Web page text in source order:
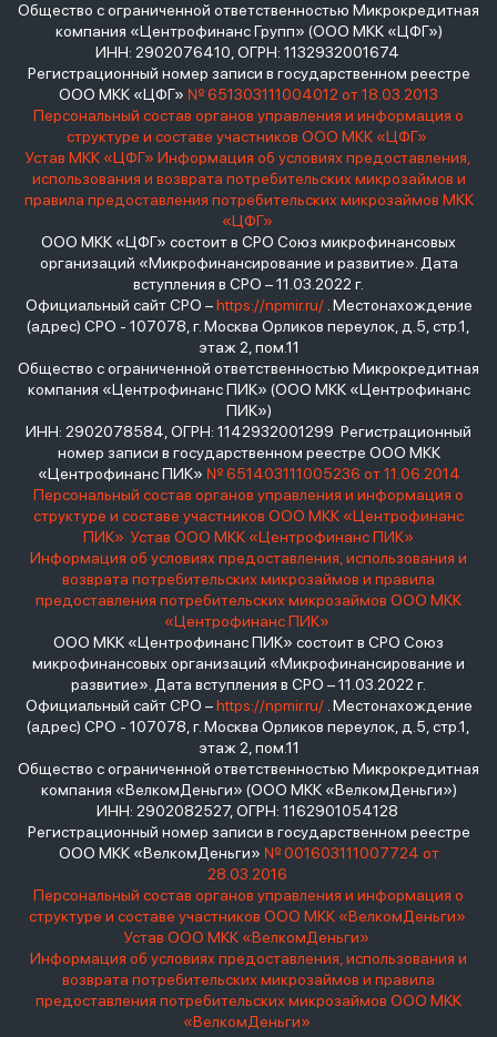
Общество с ограниченной ответственностью Микрокредитная
компания «Центрофинанс Групп» (ООО МКК «ЦФГ»)
ИНН: 2902076410, ОГРН: 1132932001674
Регистрационный номер записи в государственном реестре
ООО МКК «ЦФГ» № 651303111004012 от 18.03.2013
Персональный состав органов управления и информация о
структуре и составе участников ООО МКК «ЦФГ»
Устав МКК «ЦФГ» Информация об условиях предоставления,
использования и возврата потребительских микрозаймов и
правила предоставления потребительских микрозаймов МКК
«ЦФГ»
ООО МКК «ЦФГ» состоит в СРО Союз микрофинансовых
организаций «Микрофинансирование и развитие». Дата
вступления в СРО – 11.03.2022 г.
Официальный сайт СРО –https://npmir.ru/. Местонахождение
(адрес) СРО - 107078, г. Москва Орликов переулок, д.5, стр.1,
этаж 2, пом.11
Общество с ограниченной ответственностью Микрокредитная
компания «Центрофинанс ПИК» (ООО МКК «Центрофинанс
ПИК»)
ИНН: 2902078584, ОГРН: 1142932001299 Регистрационный
номер записи в государственном реестре ООО МКК
«Центрофинанс ПИК» № 651403111005236 от 11.06.2014
Персональный состав органов управления и информация о
структуре и составе участников ООО МКК «Центрофинанс
ПИК» Устав ООО МКК «Центрофинанс ПИК»
Информация об условиях предоставления, использования и
возврата потребительских микрозаймов и правила
предоставления потребительских микрозаймов ООО МКК
«Центрофинанс ПИК»
ООО МКК «Центрофинанс ПИК» состоит в СРО Союз
микрофинансовых организаций «Микрофинансирование и
развитие». Дата вступления в СРО – 11.03.2022 г.
Официальный сайт СРО –https://npmir.ru/. Местонахождение
(адрес) СРО - 107078, г. Москва Орликов переулок, д.5, стр.1,
этаж 2, пом.11
Общество с ограниченной ответственностью Микрокредитная
компания «ВелкомДеньги» (ООО МКК «ВелкомДеньги»)
ИНН: 2902082527, ОГРН: 1162901054128
Регистрационный номер записи в государственном реестре
ООО МКК «ВелкомДеньги» № 001603111007724 от
28.03.2016
Персональный состав органов управления и информация о
структуре и составе участников ООО МКК «ВелкомДеньги»
Устав ООО МКК «ВелкомДеньги»
Информация об условиях предоставления, использования и
возврата потребительских микрозаймов и правила
предоставления потребительских микрозаймов ООО МКК
«ВелкомДеньги»